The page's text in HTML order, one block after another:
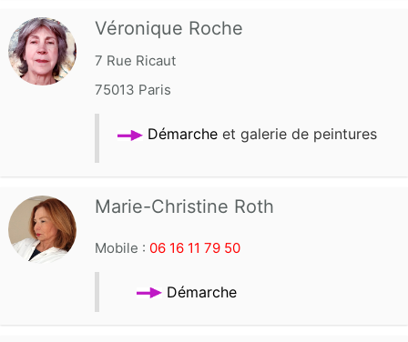
Véronique Roche
7 Rue Ricaut
75013 Paris
Démarche et galerie de peintures
Marie-Christine Roth
Mobile : 06 16 11 79 50
Démarche